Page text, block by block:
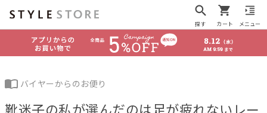
探す カート メニュー
バイヤーからのお便り